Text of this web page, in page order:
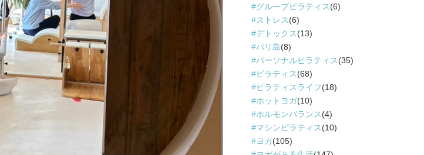
グループピラティス(6)
ストレス(6)
デトックス(13)
バリ島(8)
パーソナルピラティス(35)
ピラティス(68)
ピラティスライフ(18)
ホットヨガ(10)
ホルモンバランス(4)
マシンピラティス(10)
ヨガ(105)